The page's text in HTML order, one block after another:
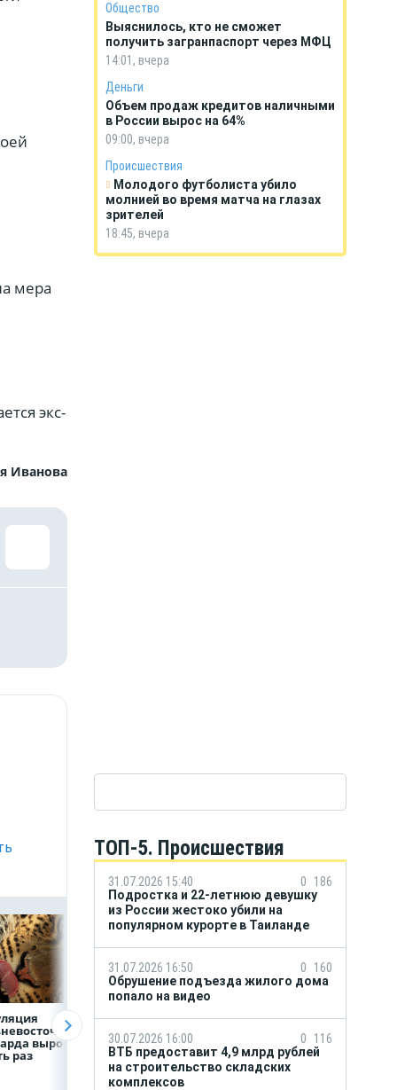
мера
экс-
Иванова
выросла в
раз
ВТБ скорректировал
макроэкономически
й прогноз на 2026 год
Прогноз выплат
кешбэка
российскими
банками на
Общество
Выяснилось, кто не сможет
получить загранпаспорт через МФЦ
14:01, вчера
Деньги
Объем продаж кредитов наличными
в России вырос на 64%
09:00, вчера
Происшествия
Молодого футболиста убило
молнией во время матча на глазах
зрителей
18:45, вчера
ТОП-5. Происшествия
31.07.2026 15:40 0
186
Подростка и 22-летнюю девушку
из России жестоко убили на
популярном курорте в Таиланде
31.07.2026 16:50 0
160
Обрушение подъезда жилого дома
попало на видео
30.07.2026 16:00 0
116
ВТБ предоставит 4,9 млрд рублей
на строительство складских
комплексов